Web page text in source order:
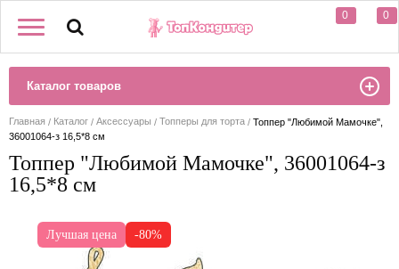
0 0
Каталог товаров
Главная Каталог Аксессуары Топперы для торта
Топпер "Любимой Мамочке",
36001064-з 16,5*8 см
Топпер "Любимой Мамочке", 36001064-з
16,5*8 см
Лучшая цена -80%